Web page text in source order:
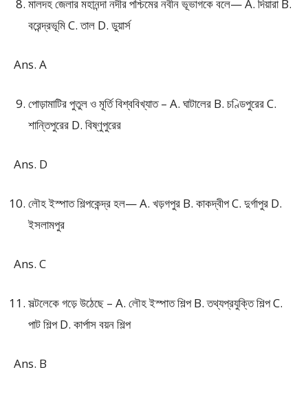
মালদহ জেলার মহানন্দা নদীর পশ্চিমের নবীন ভূভাগকে বলে— A. দিয়ারা B.
বরেন্দ্রভূমি C. তাল D. ডুয়ার্স
Ans. A
পোড়ামাটির পুতুল ও মূর্তি বিশ্ববিখ্যাত – A. ঘাটালের B. চণ্ডিপুরের C.
শান্তিপুরের D. বিষ্ণুপুরের
Ans. D
লৌহ ইস্পাত শিল্পকেন্দ্র হল— A. খড়গপুর B. কাকদ্বীপ C. দুর্গাপুর D.
ইসলামপুর
Ans. C
সল্টলেকে গড়ে উঠেছে – A. লৌহ ইস্পাত শিল্প B. তথ্যপ্রযুক্তি শিল্প C.
পাট শিল্প D. কার্পাস বয়ন শিল্প
Ans. B